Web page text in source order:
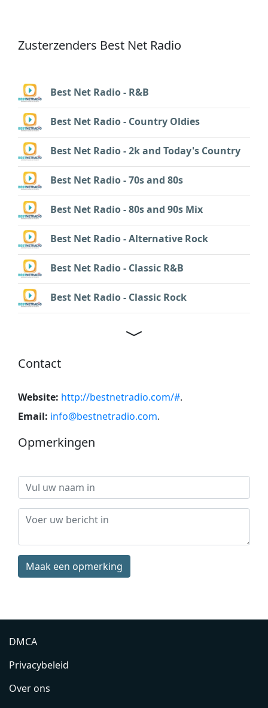
Zusterzenders Best Net Radio
Best Net Radio - R&B
Best Net Radio - Country Oldies
Best Net Radio - 2k and Today's Country
Best Net Radio - 70s and 80s
Best Net Radio - 80s and 90s Mix
Best Net Radio - Alternative Rock
Best Net Radio - Classic R&B
Best Net Radio - Classic Rock
Contact
Website: http://bestnetradio.com/#.
Email: info@bestnetradio.com.
Opmerkingen
Maak een opmerking
DMCA
Privacybeleid
Over ons